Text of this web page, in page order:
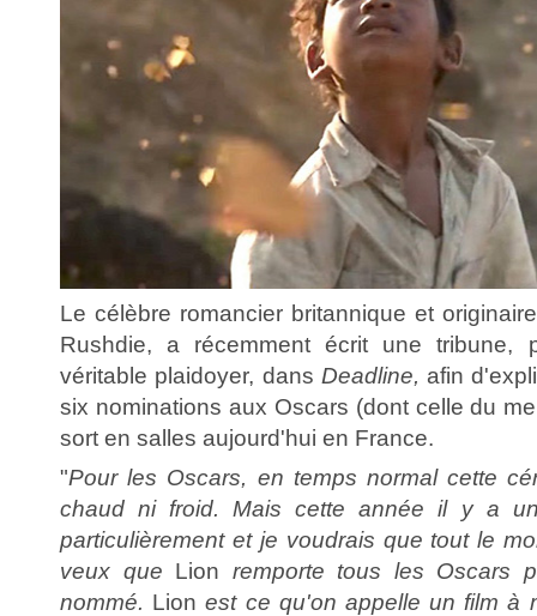
Le célèbre romancier britannique et
Rushdie, a récemment écrit une
véritable plaidoyer, dans Deadline, afin
six nominations aux Oscars (dont celle du
sort en salles aujourd'hui en France.
"Pour les Oscars, en temps normal cette
chaud ni froid. Mais cette année il y a
particulièrement et je voudrais que tout le
veux que Lion remporte tous les Oscars
nommé. Lion est ce qu'on appelle un film à